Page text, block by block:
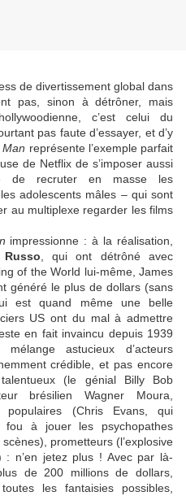
de divertissement global dans
pas, sinon à détrôner, mais
c’est celui du
pas faute d’essayer, et d’y
représente l’exemple parfait
de Netflix de s’imposer aussi
de recruter en masse les
adolescents mâles – qui sont
au multiplexe regarder les films
impressionne : à la réalisation,
,qui ont détrôné avec
of the World lui-même, James
généré le plus de dollars (sans
est quand même une belle
US ont du mal à admettre
en fait invaincu depuis 1939
astucieux d’acteurs
crédible, et pas encore
(le génial Billy Bob
brésilienWagner Moura
populaires (Chris Evans, qui
fou à jouer les psychopathes
prometteurs (l’explosive
: n’en jetez plus ! Avec par là-
de 200 millions de dollars,
les fantaisies possibles,